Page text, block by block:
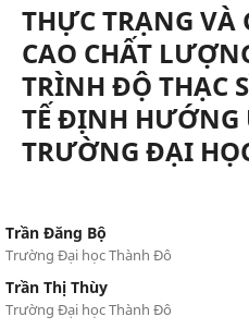
THỰC TRẠNG
CAO CHẤT
TRÌNH ĐỘ THẠC
TẾ ĐỊNH HƯỚNG
TRƯỜNG ĐẠI
Trần Đăng Bộ
Trường Đại học Thành Đô
Trần Thị Thùy
Trường Đại học Thành Đô